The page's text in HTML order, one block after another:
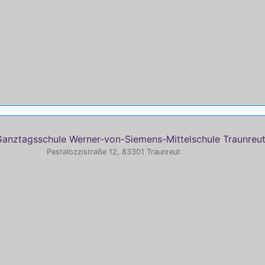
Werner-von-Siemens-Mittelschule Traunreut
Pestalozzistraße 12, 83301 Traunreut